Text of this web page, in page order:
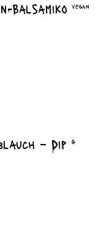
Balsamiko vegan
– Dip
G